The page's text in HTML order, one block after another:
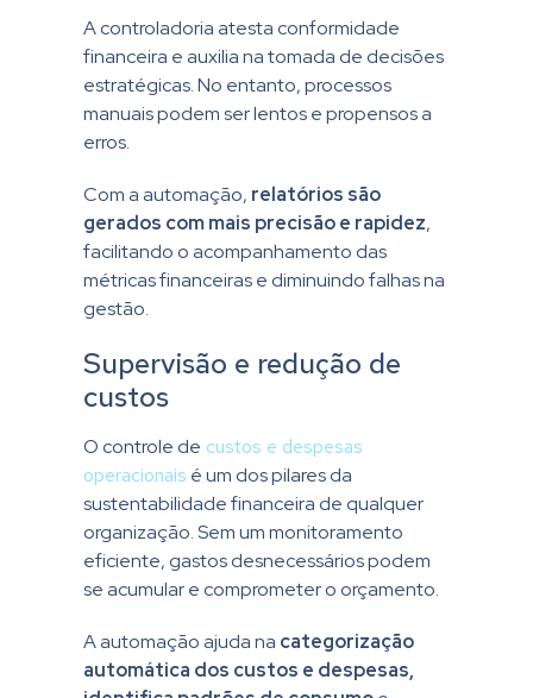
A controladoria atesta conformidade
financeira e auxilia na tomada de decisões
estratégicas. No entanto, processos
manuais podem ser lentos e propensos a
erros.
Com a automação, relatórios são
gerados com mais precisão e rapidez,
facilitando o acompanhamento das
métricas financeiras e diminuindo falhas na
gestão.
Supervisão e redução de
custos
O controle de custos e despesas
operacionais é um dos pilares da
sustentabilidade financeira de qualquer
organização. Sem um monitoramento
eficiente, gastos desnecessários podem
se acumular e comprometer o orçamento.
A automação ajuda na categorização
automática dos custos e despesas,